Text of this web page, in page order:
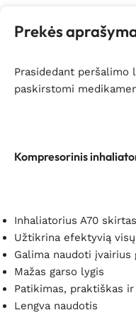
Prekės
Prasidedant
paskirstomi
Kompresorinis
Inhaliatorius A70
Užtikrina efektyvią
Galima naudoti
Mažas garso lygis
Patikimas, praktiškas ir
Lengva naudotis